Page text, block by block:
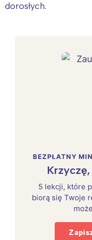
dorosłych.
BEZPŁATNY
5 lekcji, które
biorą się Twoje